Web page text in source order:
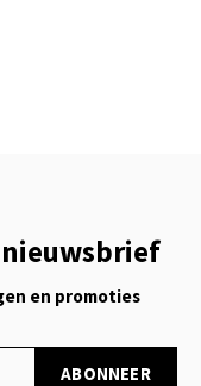
nieuwsbrief
en promoties
ABONNEER